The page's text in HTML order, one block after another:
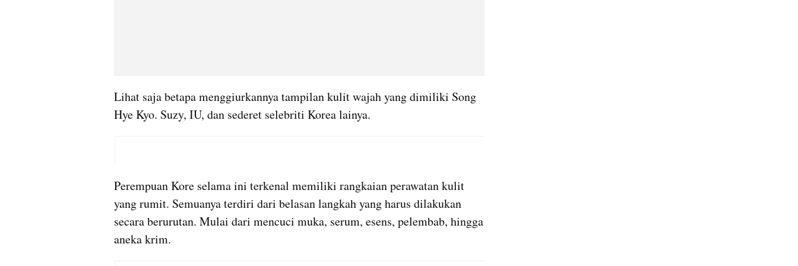
Lihat saja betapa menggiurkannya tampilan kulit wajah yang dimiliki Song
Hye Kyo. Suzy, IU, dan sederet selebriti Korea lainya.
Perempuan Kore selama ini terkenal memiliki rangkaian perawatan kulit
yang rumit. Semuanya terdiri dari belasan langkah yang harus dilakukan
secara berurutan. Mulai dari mencuci muka, serum, esens, pelembab, hingga
aneka krim.